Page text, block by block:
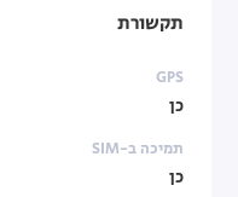
תקשורת
GPS
כן
תמיכה ב-SIM
כן